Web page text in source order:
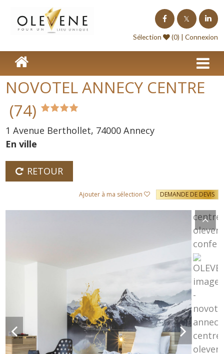
Sélection (0) |Connexion
NOVOTEL ANNECY CENTRE
(74)
1 Avenue Berthollet, 74000 Annecy
En ville
RETOUR
Ajouter à ma sélection DEMANDE DE DEVIS
Homepage
Lieux de séminaire
Lieux à l'étranger
Nos offres
Séminaire clé en Main
Blog événements
Contact
Devis